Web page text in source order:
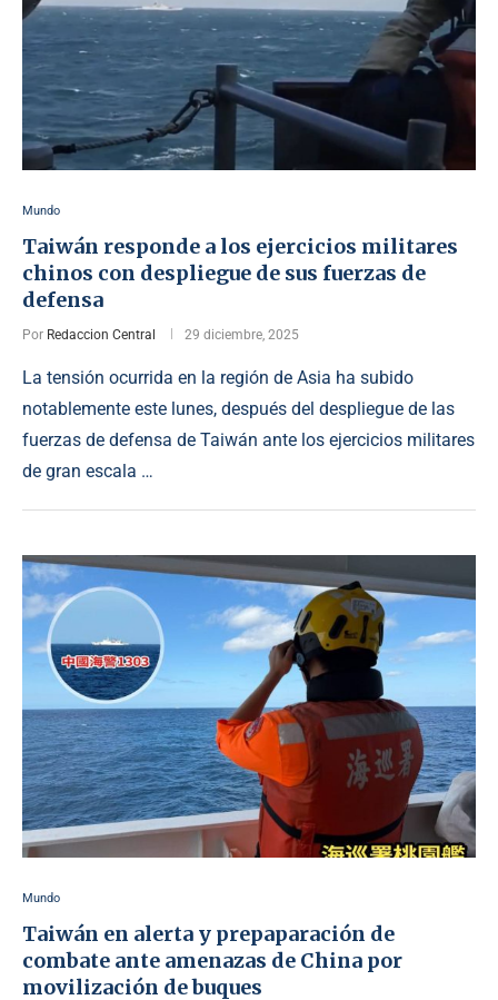
Mundo
Taiwán responde a los ejercicios militares
chinos con despliegue de sus fuerzas de
defensa
Por Redaccion Central 29 diciembre, 2025
La tensión ocurrida en la región de Asia ha subido
notablemente este lunes, después del despliegue de las
fuerzas de defensa de Taiwán ante los ejercicios militares
de gran escala …
Mundo
Taiwán en alerta y prepaparación de
combate ante amenazas de China por
movilización de buques